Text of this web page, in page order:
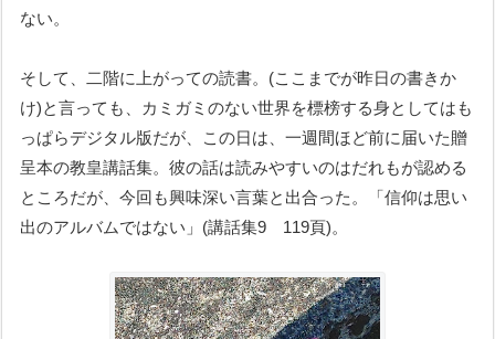
ない。
そして、二階に上がっての読書。(ここまでが昨日の書きか
け)と言っても、カミガミのない世界を標榜する身としてはも
っぱらデジタル版だが、この日は、一週間ほど前に届いた贈
呈本の教皇講話集。彼の話は読みやすいのはだれもが認める
ところだが、今回も興味深い言葉と出合った。「信仰は思い
出のアルバムではない」(講話集9 119頁)。